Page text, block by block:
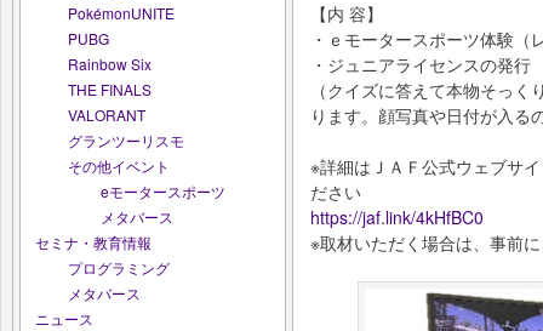
PokémonUNITE
PUBG
Rainbow Six
THE FINALS
VALORANT
グランツーリスモ
その他イベント
eモータースポーツ
メタバース
セミナ・教育情報
プログラミング
メタバース
ニュース
【内 容】
・ｅモータースポーツ体験
・ジュニアライセンスの発行
（クイズに答えて本物そっ
ります。顔写真や日付が入る
※詳細はＪＡＦ公式ウェブサ
ださい
https://jaf.link/4kHfBC0
※取材いただく場合は、事前